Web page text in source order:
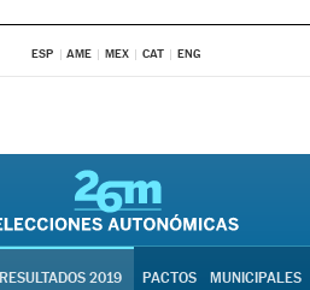
ESP AME MEX CAT ENG
RESULTADOS 2019 PACTOS MUNICIPALES